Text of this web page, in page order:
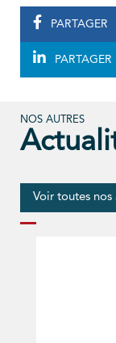
PARTAGER
PARTAGER
NOS AUTRES
Voir toutes nos